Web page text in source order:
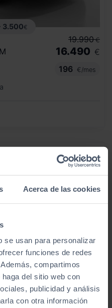
Acerca de las cookies
se usan para personalizar
funciones de redes
compartimos
del sitio web con
publicidad y análisis
con otra información
3.500€
19.990 €
16.490 €
196
€/mes
3.000 €